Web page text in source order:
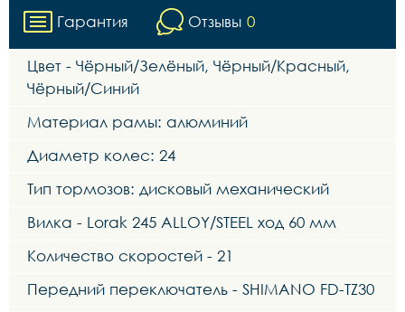
Гарантия Отзывы 0
Цвет - Чёрный/Зелёный, Чёрный/Красный,
Чёрный/Синий
Материал рамы: алюминий
Диаметр колес: 24
Тип тормозов: дисковый механический
Вилка - Lorak 245 ALLOY/STEEL ход 60 мм
Количество скоростей - 21
Передний переключатель - SHIMANO FD-TZ30